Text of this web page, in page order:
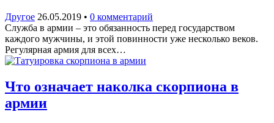
Другое 26.05.2019 • 0 комментарий
Служба в армии – это обязанность перед государством
каждого мужчины, и этой повинности уже несколько веков.
Регулярная армия для всех…
Что означает наколка скорпиона в
армии